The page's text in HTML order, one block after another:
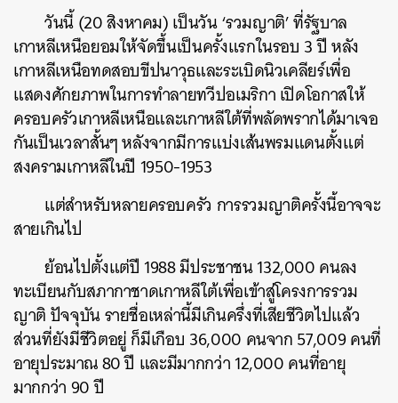
วันนี้ (20 สิงหาคม) เป็นวัน ‘รวมญาติ’ ที่รัฐบาล
เกาหลีเหนือยอมให้จัดขึ้นเป็นครั้งแรกในรอบ 3 ปี หลัง
เกาหลีเหนือทดสอบขีปนาวุธและระเบิดนิวเคลียร์เพื่อ
แสดงศักยภาพในการทำลายทวีปอเมริกา เปิดโอกาสให้
ครอบครัวเกาหลีเหนือและเกาหลีใต้ที่พลัดพรากได้มาเจอ
กันเป็นเวลาสั้นๆ หลังจากมีการแบ่งเส้นพรมแดนตั้งแต่
สงครามเกาหลีในปี 1950-1953
แต่สำหรับหลายครอบครัว การรวมญาติครั้งนี้อาจจะ
สายเกินไป
ย้อนไปตั้งแต่ปี 1988 มีประชาชน 132,000 คนลง
ทะเบียนกับสภากาชาดเกาหลีใต้เพื่อเข้าสู่โครงการรวม
ญาติ ปัจจุบัน รายชื่อเหล่านี้มีเกินครึ่งที่เสียชีวิตไปแล้ว
ส่วนที่ยังมีชีวิตอยู่ ก็มีเกือบ 36,000 คนจาก 57,009 คนที่
อายุประมาณ 80 ปี และมีมากกว่า 12,000 คนที่อายุ
มากกว่า 90 ปี